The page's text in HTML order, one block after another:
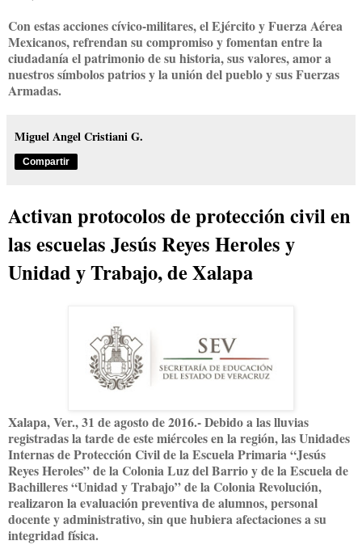
Con estas acciones cívico-militares, el Ejército y Fuerza Aérea
Mexicanos, refrendan su compromiso y fomentan entre la
ciudadanía el patrimonio de su historia, sus valores, amor a
nuestros símbolos patrios y la unión del pueblo y sus Fuerzas
Armadas.
Miguel Angel Cristiani G.
Compartir
Activan protocolos de protección civil en
las escuelas Jesús Reyes Heroles y
Unidad y Trabajo, de Xalapa
Xalapa, Ver., 31 de agosto de 2016.- Debido a las lluvias
registradas la tarde de este miércoles en la región, las Unidades
Internas de Protección Civil de la Escuela Primaria “Jesús
Reyes Heroles” de la Colonia Luz del Barrio y de la Escuela de
Bachilleres “Unidad y Trabajo” de la Colonia Revolución,
realizaron la evaluación preventiva de alumnos, personal
docente y administrativo, sin que hubiera afectaciones a su
integridad física.